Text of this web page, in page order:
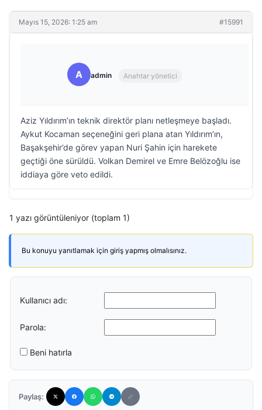
Mayıs 15, 2026: 1:25 am #15991
A admin Anahtar yönetici
Aziz Yıldırım’ın teknik direktör planı netleşmeye başladı.
Aykut Kocaman seçeneğini geri plana atan Yıldırım’ın,
Başakşehir’de görev yapan Nuri Şahin için harekete
geçtiği öne sürüldü. Volkan Demirel ve Emre Belözoğlu ise
iddiaya göre veto edildi.
1 yazı görüntüleniyor (toplam 1)
Bu konuyu yanıtlamak için giriş yapmış olmalısınız.
Kullanıcı adı:
Parola:
Beni hatırla
Paylaş: